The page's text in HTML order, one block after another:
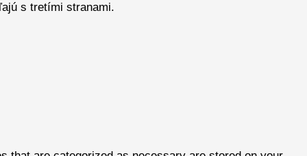
s tretími stranami.